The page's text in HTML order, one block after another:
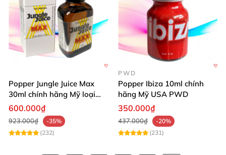
Popper Jungle Juice Max
30ml chính hãng Mỹ loại
mạnh cho Top Bot
600.000₫
923.000₫
-35%
(232)
PWD
Popper Ibiza 10ml chính
hãng Mỹ USA PWD
350.000₫
437.000₫
-20%
(231)